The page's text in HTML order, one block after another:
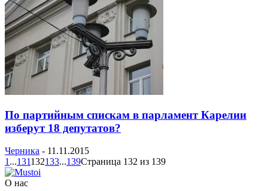
По партийным спискам в парламент Карелии
изберут 18 депутатов?
Черника - 11.11.2015
1 ...131132133...139Страница 132 из 139
О нас